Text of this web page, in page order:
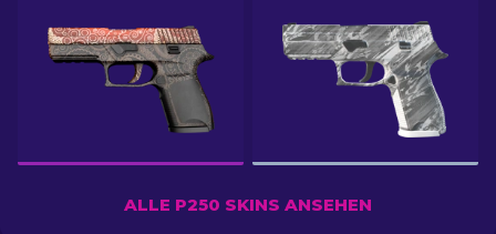
ALLE P250 SKINS ANSEHEN